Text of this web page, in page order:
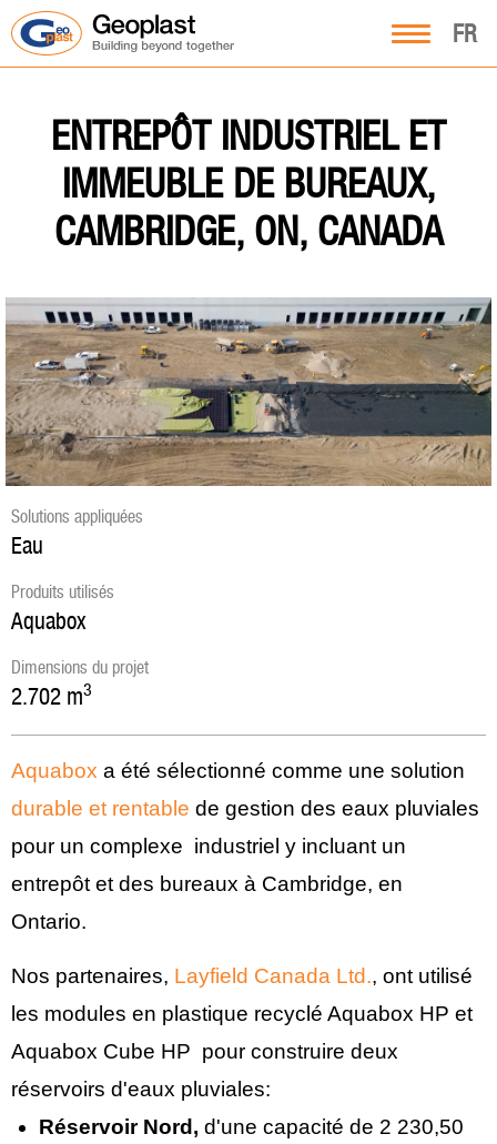
FR
ENTREPÔT INDUSTRIEL ET
IMMEUBLE DE BUREAUX,
CAMBRIDGE, ON, CANADA
Solutions appliquées
Eau
Produits utilisés
Aquabox
Dimensions du projet
2.702 m3
Aquabox a été sélectionné comme une solution
durable et rentable de gestion des eaux pluviales
pour un complexe industriel y incluant un
entrepôt et des bureaux à Cambridge, en
Ontario.
Nos partenaires, Layfield Canada Ltd., ont utilisé
les modules en plastique recyclé Aquabox HP et
Aquabox Cube HP pour construire deux
réservoirs d'eaux pluviales:
Réservoir Nord, d'une capacité de 2 230,50